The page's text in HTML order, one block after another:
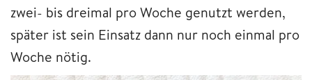
zwei- bis dreimal pro Woche genutzt werden,
später ist sein Einsatz dann nur noch einmal pro
Woche nötig.